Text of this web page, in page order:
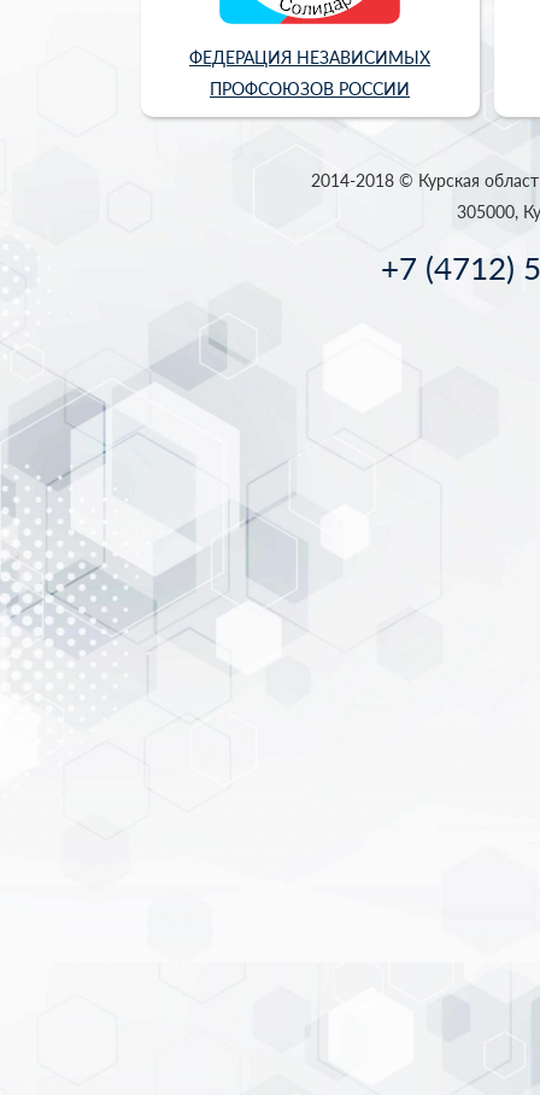
ФЕДЕРАЦИЯ НЕЗАВИСИМЫХ
ПРОФСОЮЗОВ РОССИИ
2014-2018 © Курская
305000,
+7 (4712)